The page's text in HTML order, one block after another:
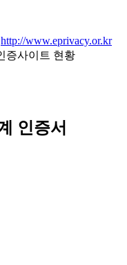
http://www.eprivacy.or.kr
증사이트 현황
인증서